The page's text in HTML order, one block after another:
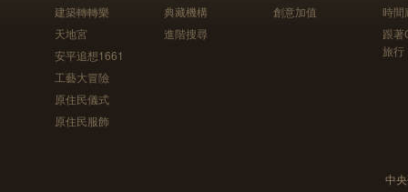
建築轉轉樂
天地宮
安平追想1661
工藝大冒險
原住民儀式
原住民服飾
典藏機構
進階搜尋
創意加值
時間
跟
旅行
中